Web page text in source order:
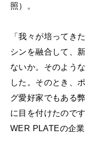
照）。
「我々が培ってき
シンを融合して、
ないか。そのよう
した。そのとき、
グ愛好家でもある
に目を付けたので
WER PLATEの企